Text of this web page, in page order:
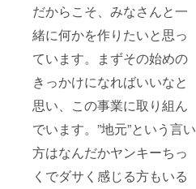
だからこそ、みなさんと一
緒に何かを作りたいと思っ
ています。まずその始めの
きっかけになればいいなと
思い、この事業に取り組ん
でいます。”地元”という言い
方はなんだかヤンキーちっ
くでダサく感じる方もいる